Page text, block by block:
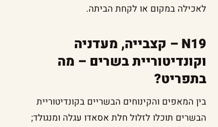
לאכילה במקום או לקחת הביתה.
N19 – קצבייה, מעדניה
וקונדיטוריית בשרים – מה
בתפריט?
בין המאפים והקינוחים הבשריים בקונדיטוריית
הבשרים תוכלו לזלול חלת אסאדו עגלה ומנגולד;